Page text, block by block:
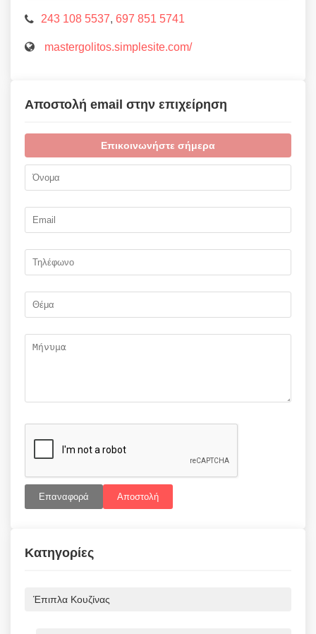
243 108 5537, 697 851 5741
mastergolitos.simplesite.com/
Αποστολή email στην επιχείρηση
Επικοινωνήστε σήμερα
Επαναφορά Αποστολή
Κατηγορίες
Έπιπλα Κουζίνας